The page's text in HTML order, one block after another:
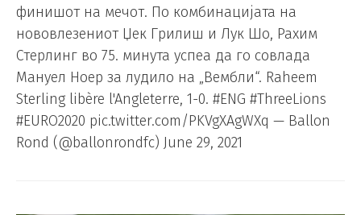
финишот на мечот. По комбинацијата на
нововлезениот Џек Грилиш и Лук Шо, Рахим
Стерлинг во 75. минута успеа да го совлада
Мануел Ноер за лудило на „Вембли“. Raheem
Sterling libère l'Angleterre, 1-0. #ENG #ThreeLions
#EURO2020 pic.twitter.com/PKVgXAgWXq — Ballon
Rond (@ballonrondfc) June 29, 2021